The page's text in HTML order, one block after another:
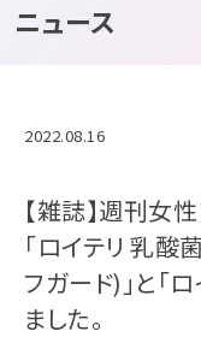
ニュース
2022.08.16
【雑誌】週刊女
「ロイテリ 乳酸
フガード)」と「
ました。